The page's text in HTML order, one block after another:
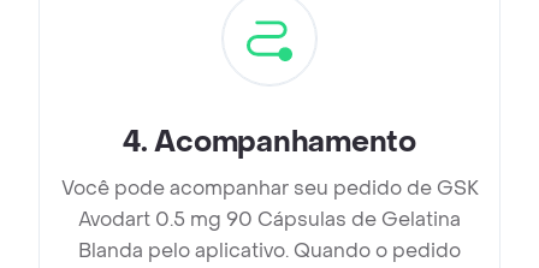
4.Acompanhamento
Você pode acompanhar seu pedido de GSK
Avodart 0.5 mg 90 Cápsulas de Gelatina
Blanda pelo aplicativo. Quando o pedido